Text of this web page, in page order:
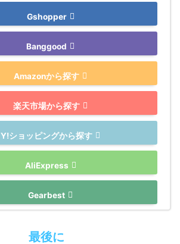
Gshopper
Banggood
Amazonから探す
楽天市場から探す
Y!ショッピングから探す
AliExpress
Gearbest
最後に